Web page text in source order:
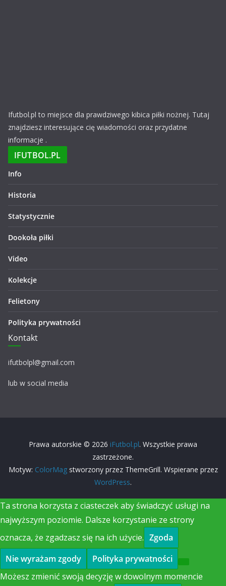
Ifutbol.pl to miejsce dla prawdziwego kibica piłki nożnej. Tutaj
znajdziesz interesujące cię wiadomości oraz przydatne
informacje .
IFUTBOL.PL
Info
Historia
Statystycznie
Dookoła piłki
Video
Kolekcje
Felietony
Polityka prywatności
Kontakt
ifutbolpl@gmail.com
lub w social media
Prawa autorskie © 2026 iFutbol.pl. Wszystkie prawa
zastrzeżone.
Motyw: ColorMagstworzony przez ThemeGrill. Wspierane przez
WordPress.
Ta strona korzysta z ciasteczek aby świadczyć usługi na
najwyższym poziomie. Dalsze korzystanie ze strony
oznacza, że zgadzasz się na ich użycie. Zgoda
Nie wyrażam zgody
Polityka prywatności
Możesz zmienić swoją decyzję w dowolnym momencie